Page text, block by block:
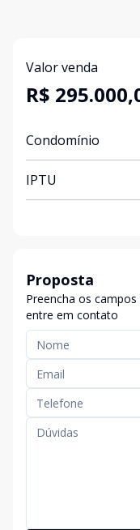
Valor venda
R$
Condomínio
IPTU
Proposta
Preencha os
entre em contato